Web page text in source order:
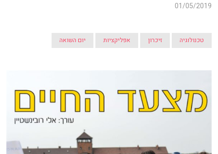
01/05/2019
טכנולוגיה זיכרון אפליקציות יום השואה